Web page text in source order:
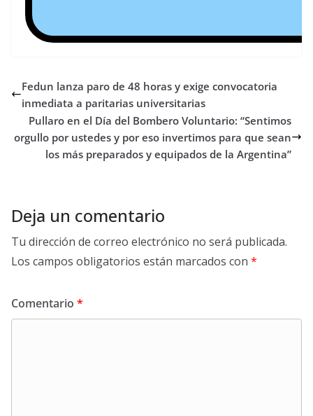
Fedun lanza paro de 48 horas y exige convocatoria
inmediata a paritarias universitarias
Pullaro en el Día del Bombero Voluntario: “Sentimos
orgullo por ustedes y por eso invertimos para que sean
los más preparados y equipados de la Argentina”
Deja un comentario
Tu dirección de correo electrónico no será publicada.
Los campos obligatorios están marcados con *
Comentario *